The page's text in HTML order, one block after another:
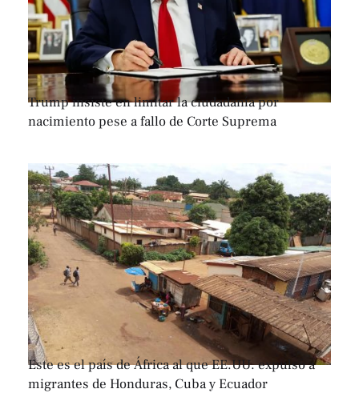
Trump insiste en limitar la ciudadanía por
nacimiento pese a fallo de Corte Suprema
Este es el país de África al que EE.UU. expulsó a
migrantes de Honduras, Cuba y Ecuador